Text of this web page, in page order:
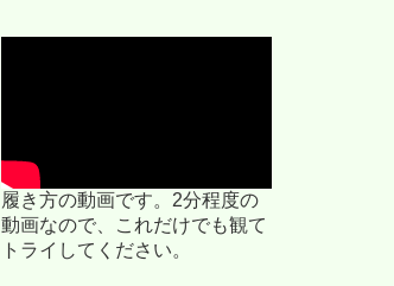
履き方の動画です。2分程度の
動画なので、これだけでも観て
トライしてください。